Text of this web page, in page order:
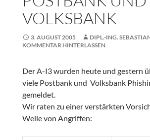
VOLKSBANK
3. AUGUST 2005
DIPL.-ING.
KOMMENTAR HINTERLASSEN
Der A-I3 wurden heute und gestern
viele Postbank und Volksbank
gemeldet.
Wir raten zu einer verstärkten
Welle von Angriffen: